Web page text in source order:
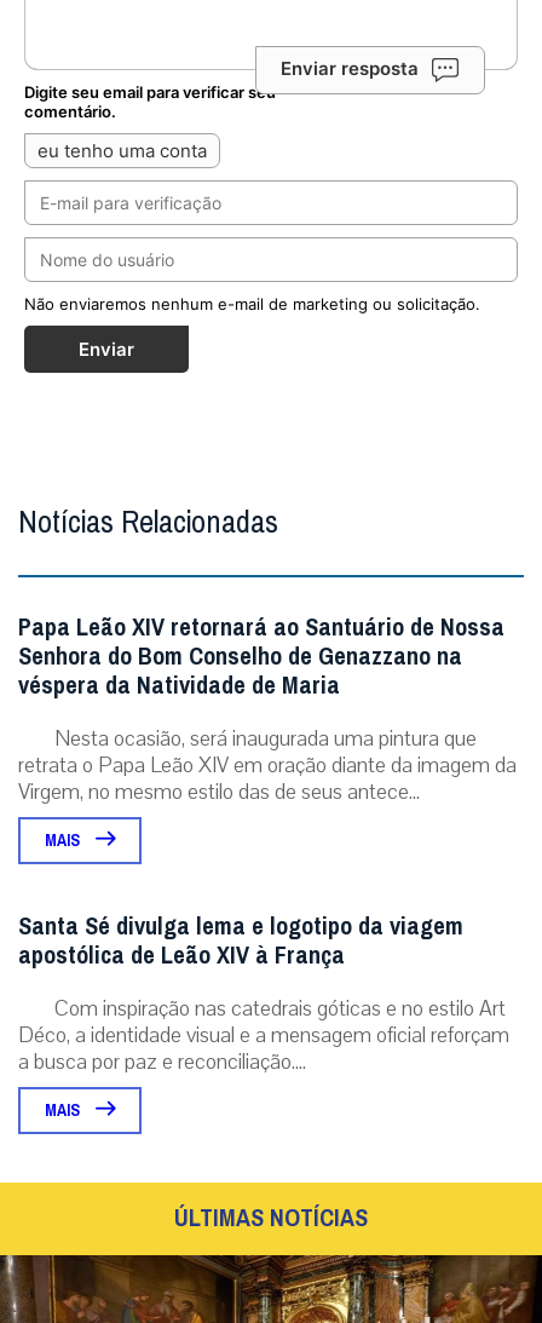
Enviar resposta
Digite seu email para verificar seu
comentário.
eu tenho uma conta
Não enviaremos nenhum e-mail de marketing ou solicitação.
Enviar
Notícias Relacionadas
Papa Leão XIV retornará ao Santuário de Nossa
Senhora do Bom Conselho de Genazzano na
véspera da Natividade de Maria
Nesta ocasião, será inaugurada uma pintura que
retrata o Papa Leão XIV em oração diante da imagem da
Virgem, no mesmo estilo das de seus antece...
MAIS
Santa Sé divulga lema e logotipo da viagem
apostólica de Leão XIV à França
Com inspiração nas catedrais góticas e no estilo Art
Déco, a identidade visual e a mensagem oficial reforçam
a busca por paz e reconciliação....
MAIS
ÚLTIMAS NOTÍCIAS